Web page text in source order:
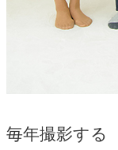
毎年撮影する